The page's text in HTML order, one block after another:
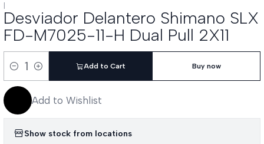
|
Desviador Delantero Shimano SLX
FD-M7025-11-H Dual Pull 2X11
Quantity
Add to Cart Buy now
Add to Wishlist
Show stock from locations